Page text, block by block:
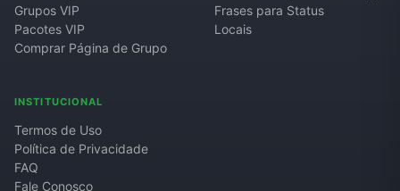
Grupos VIP
Pacotes VIP
Comprar Página de Grupo
Frases para Status
Locais
INSTITUCIONAL
Termos de Uso
Política de Privacidade
FAQ
Fale Conosco